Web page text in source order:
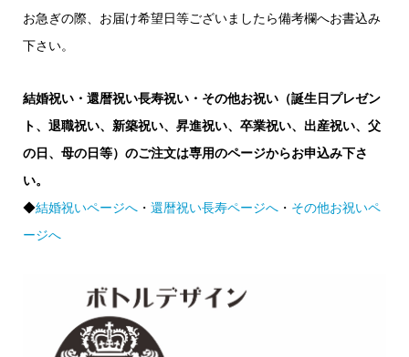
お急ぎの際、お届け希望日等ございましたら備考欄へお書込み
下さい。
結婚祝い・還暦祝い長寿祝い・その他お祝い（誕生日プレゼン
ト、退職祝い、新築祝い、昇進祝い、卒業祝い、出産祝い、父
の日、母の日等）のご注文は専用のページからお申込み下さ
い。
◆結婚祝いページへ・ 還暦祝い長寿ページへ・ その他お祝いペ
ージへ